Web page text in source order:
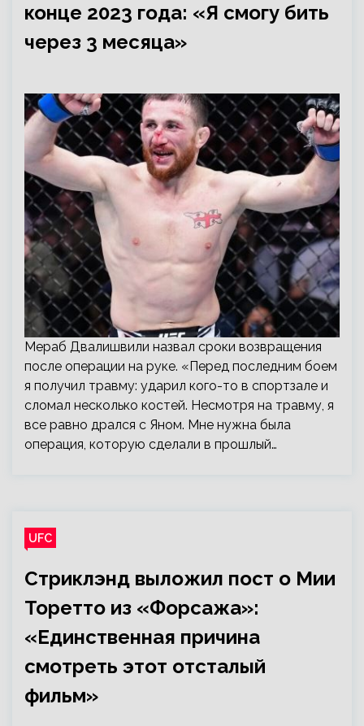
конце 2023 года: «Я смогу бить
через 3 месяца»
Мераб Двалишвили назвал сроки возвращения
после операции на руке. «Перед последним боем
я получил травму: ударил кого-то в спортзале и
сломал несколько костей. Несмотря на травму, я
все равно дрался с Яном. Мне нужна была
операция, которую сделали в прошлый…
UFC
Стриклэнд выложил пост о Мии
Торетто из «Форсажа»:
«Единственная причина
смотреть этот отсталый
фильм»